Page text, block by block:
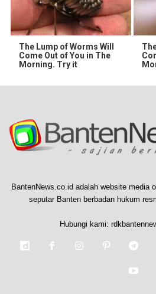
The Lump of Worms Will
Come Out of You in The
Morning. Try it
BantenNews.co.id adalah website media
seputar Banten berbadan hukum
Hubungi kami: